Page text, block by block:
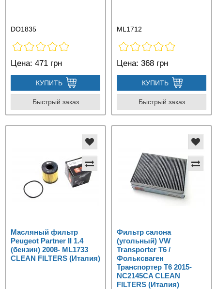
DO1835
Цена: 471 грн
КУПИТЬ
Быстрый заказ
ML1712
Цена: 368 грн
КУПИТЬ
Быстрый заказ
Масляный фильтр
Peugeot Partner II 1.4
(бензин) 2008- ML1733
CLEAN FILTERS (Италия)
Фильтр салона
(угольный) VW
Transporter T6 /
Фольксваген
Транспортер Т6 2015-
NC2145CA CLEAN
FILTERS (Италия)